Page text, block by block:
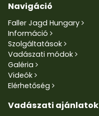
Navigáció
Faller Jagd Hungary
Információ
Szolgáltatások
Vadászati módok
Galéria
Videók
Elérhetőség
Vadászati ajánlatok